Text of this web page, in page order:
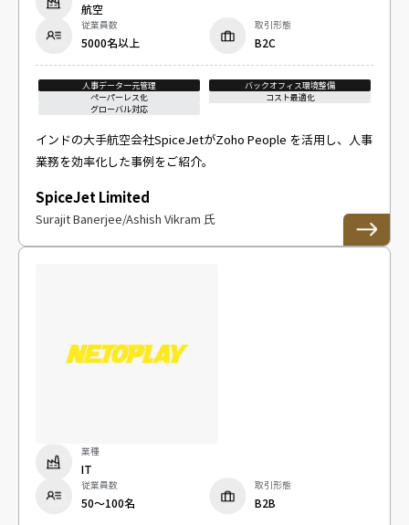
航空
従業員数
5000名以上
取引形態
B2C
人事データ一元管理
バックオフィス環境整備
ペーパーレス化
コスト最適化
グローバル対応
インドの大手航空会社SpiceJetがZoho People を活用し、人事
業務を効率化した事例をご紹介。
SpiceJet Limited
Surajit Banerjee/Ashish Vikram 氏
業種
IT
従業員数
50～100名
取引形態
B2B